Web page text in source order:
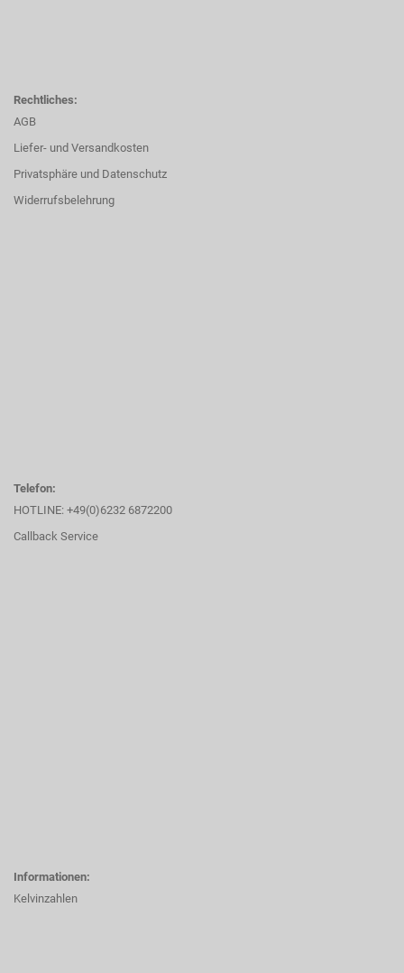
Rechtliches:
AGB
Liefer- und Versandkosten
Privatsphäre und Datenschutz
Widerrufsbelehrung
Telefon:
HOTLINE: +49(0)6232 6872200
Callback Service
Informationen:
Kelvinzahlen